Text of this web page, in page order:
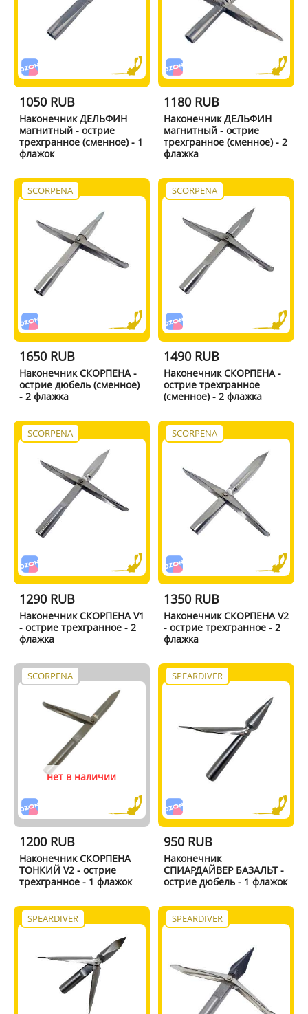
1050 RUB
Наконечник ДЕЛЬФИН
магнитный - острие
трехгранное (сменное) - 1
флажок
1180 RUB
Наконечник ДЕЛЬФИН
магнитный - острие
трехгранное (сменное) - 2
флажка
SCORPENA
1650 RUB
Наконечник СКОРПЕНА -
острие дюбель (сменное)
- 2 флажка
SCORPENA
1490 RUB
Наконечник СКОРПЕНА -
острие трехгранное
(сменное) - 2 флажка
SCORPENA
1290 RUB
Наконечник СКОРПЕНА V1
- острие трехгранное - 2
флажка
SCORPENA
1350 RUB
Наконечник СКОРПЕНА V2
- острие трехгранное - 2
флажка
SCORPENA
нет в наличии
1200 RUB
Наконечник СКОРПЕНА
ТОНКИЙ V2 - острие
трехгранное - 1 флажок
SPEARDIVER
950 RUB
Наконечник
СПИАРДАЙВЕР БАЗАЛЬТ -
острие дюбель - 1 флажок
SPEARDIVER SPEARDIVER